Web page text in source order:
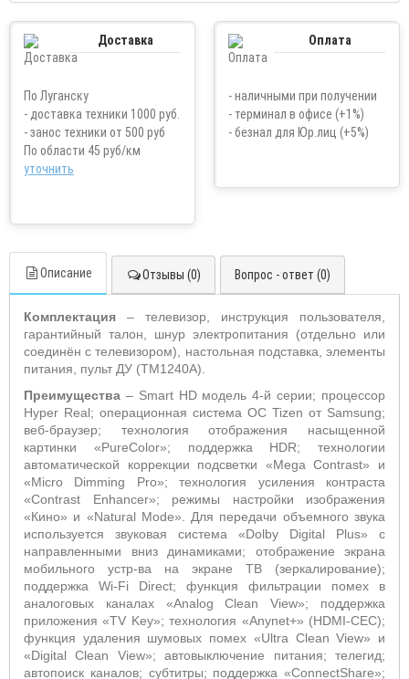
Доставка
По Луганску
- доставка техники 1000 руб.
- занос техники от 500 руб
По области 45 руб/км
уточнить
Оплата
- наличными при получении
- терминал в офисе (+1%)
- безнал для Юр.лиц (+5%)
Описание Отзывы (0) Вопрос - ответ (0)
Комплектация – телевизор, инструкция пользователя,
гарантийный талон, шнур электропитания (отдельно или
соединён с телевизором), настольная подставка, элементы
питания, пульт ДУ (TM1240A).
Преимущества – Smart HD модель 4-й серии; процессор
Hyper Real; операционная система OC Tizen от Samsung;
веб-браузер; технология отображения насыщенной
картинки «PureColor»; поддержка HDR; технологии
автоматической коррекции подсветки «Mega Contrast» и
«Micro Dimming Pro»; технология усиления контраста
«Contrast Enhancer»; режимы настройки изображения
«Кино» и «Natural Mode». Для передачи объемного звука
используется звуковая система «Dolby Digital Plus» с
направленными вниз динамиками; отображение экрана
мобильного устр-ва на экране ТВ (зеркалирование);
поддержка Wi-Fi Direct; функция фильтрации помех в
аналоговых каналах «Analog Clean View»; поддержка
приложения «TV Key»; технология «Anynet+» (HDMI-CEC);
функция удаления шумовых помех «Ultra Clean View» и
«Digital Clean View»; автовыключение питания; телегид;
автопоиск каналов; субтитры; поддержка «ConnectShare»;